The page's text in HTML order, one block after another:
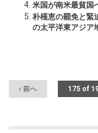
米国が南米最貧国
朴槿恵の罷免と
の太平洋東アジア
‹ 前へ 175 of